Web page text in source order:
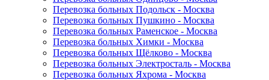
Перевозка больных Подольск - Москва
Перевозка больных Пушкино - Москва
Перевозка больных Раменское - Москва
Перевозка больных Химки - Москва
Перевозка больных Щёлково - Москва
Перевозка больных Электросталь - Москва
Перевозка больных Яхрома - Москва